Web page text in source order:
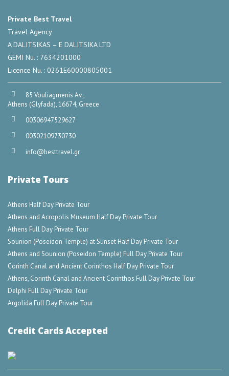
Private Best Travel
Travel Agency
A DALITSIKAS – E DALITSIKA LTD
GEMI Nu. : 7634201000
Licence Nu. : 0261E60000805001
85 Vouliagmenis Av.,
Athens (Glyfada), 16674, Greece
00306947529627
00302109730730
info@besttravel.gr
Private Tours
Athens Half Day Private Tour
Athens and Acropolis Museum Half Day Private Tour
Athens Full Day Private Tour
Sounion (Poseidon Temple) at Sunset Half Day Private Tour
Athens and Sounion (Poseidon Temple) Full Day Private Tour
Corinth Canal and Ancient Corinthos Half Day Private Tour
Athens, Corinth Canal and Ancient Corinthos Full Day Private Tour
Delphi Full Day Private Tour
Argolida Full Day Private Tour
Credit Cards Accepted